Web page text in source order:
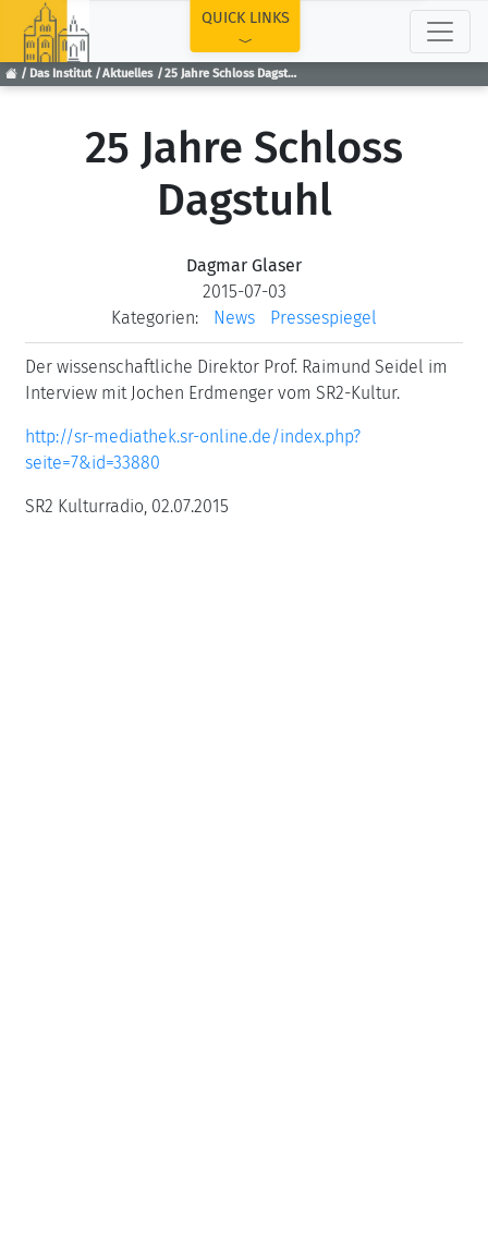
Das Institut Aktuelles 25 Jahre Schloss Dagstuhl
QUICK LINKS
25 Jahre Schloss
Dagstuhl
Dagmar Glaser
2015-07-03
Kategorien:
News Pressespiegel
Der wissenschaftliche Direktor Prof. Raimund Seidel im
Interview mit Jochen Erdmenger vom SR2-Kultur.
http://sr-mediathek.sr-online.de/index.php?
seite=7&id=33880
SR2 Kulturradio, 02.07.2015